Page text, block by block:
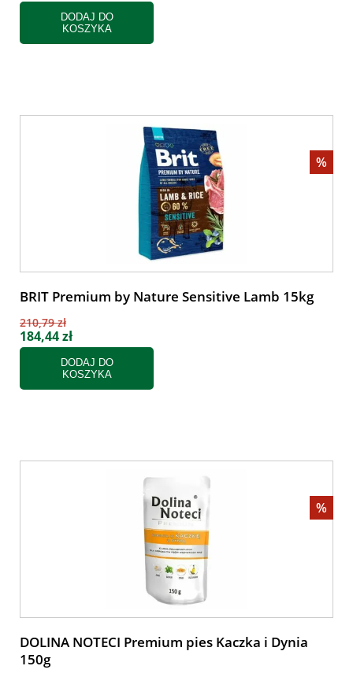
DODAJ DO
KOSZYKA
%
BRIT Premium by Nature Sensitive Lamb 15kg
210,79 zł
184,44 zł
DODAJ DO
KOSZYKA
%
DOLINA NOTECI Premium pies Kaczka i Dynia
150g